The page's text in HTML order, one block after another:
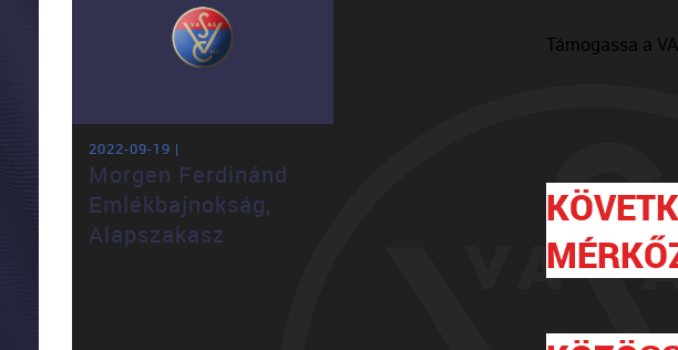
2022-09-19 |
Morgen Ferdinánd
Emlékbajnokság,
Alapszakasz
Támogassa a